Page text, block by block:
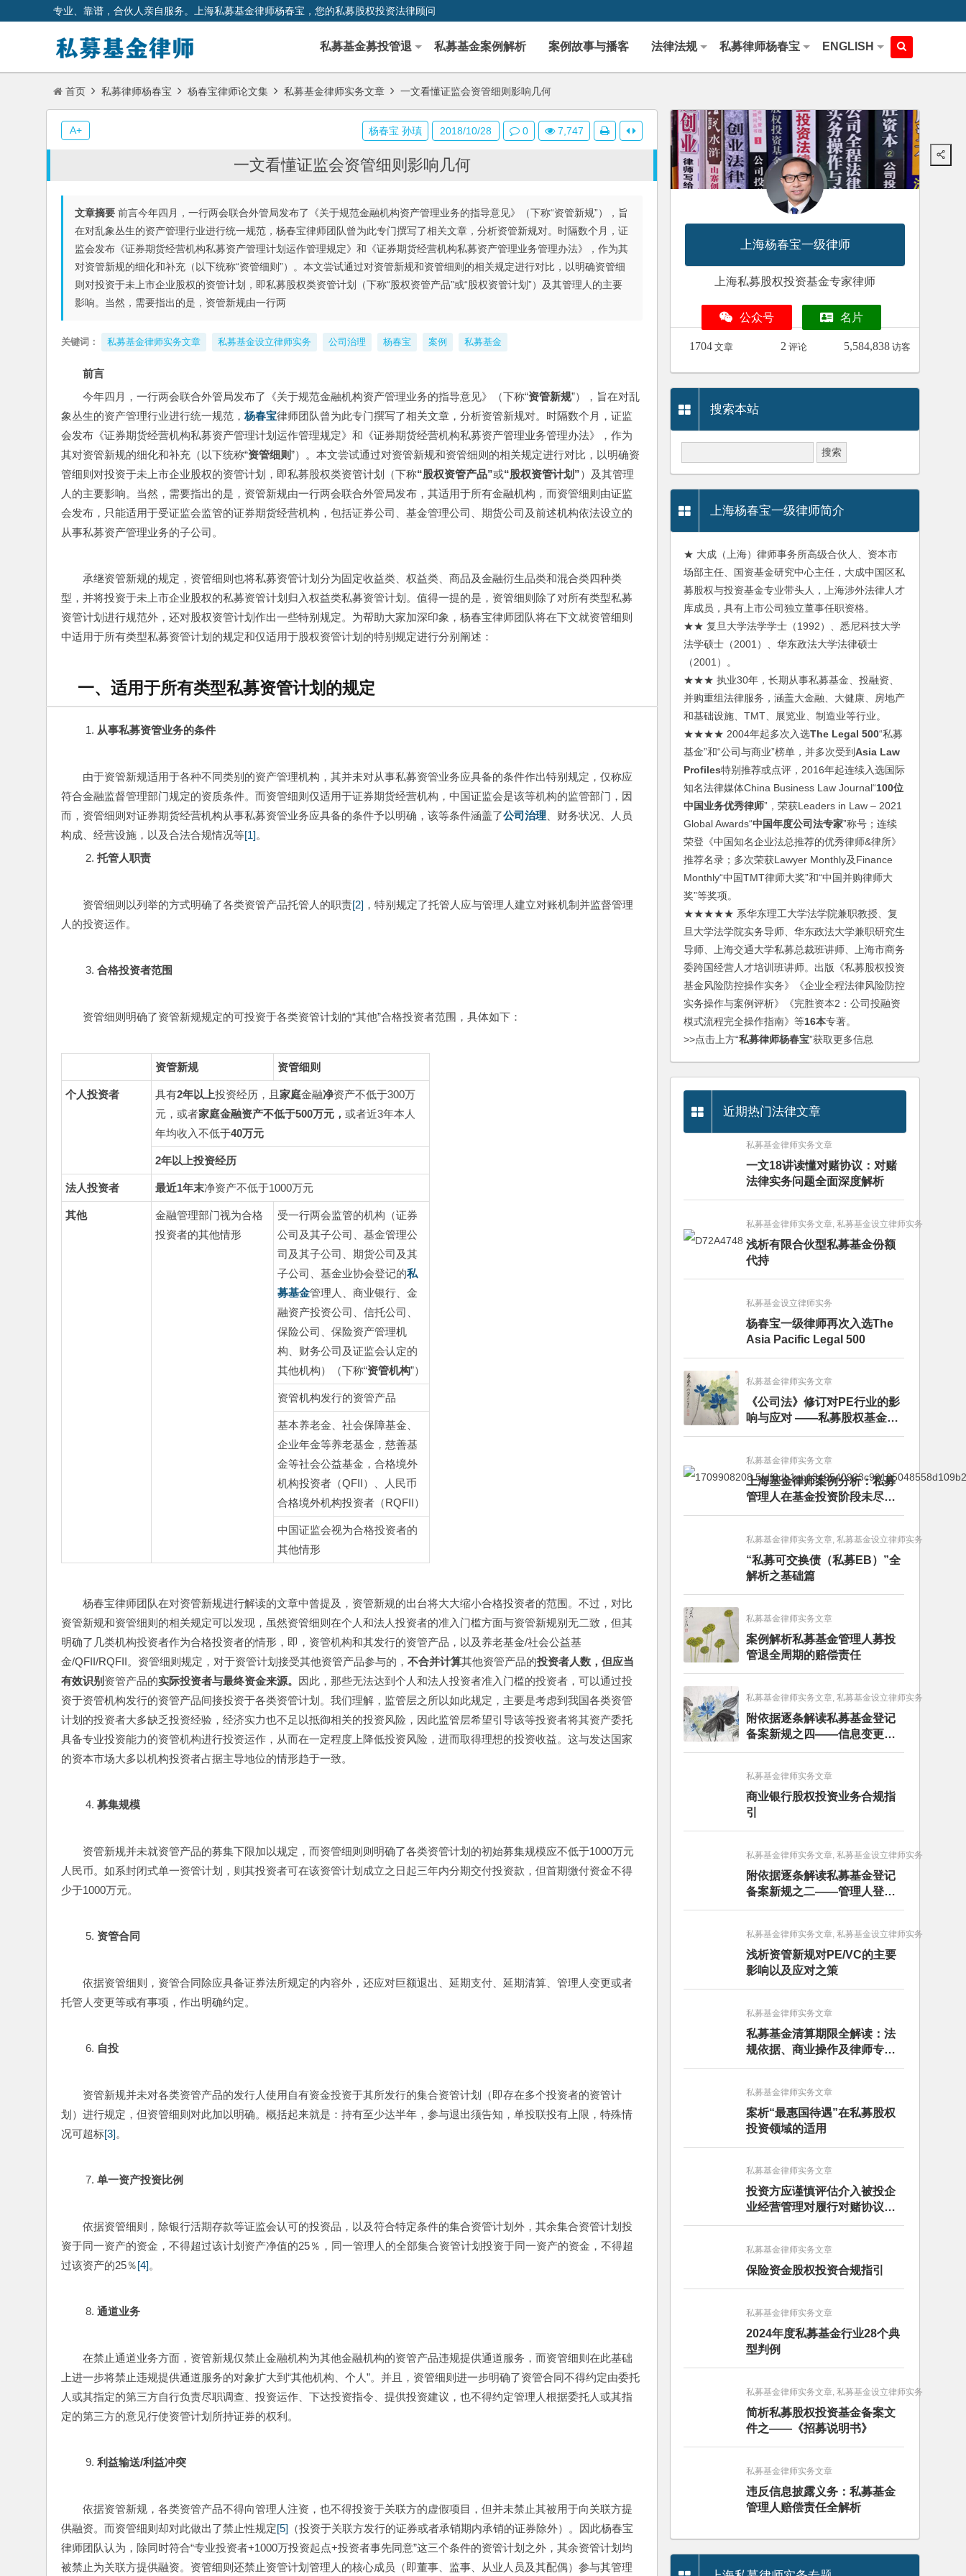
专业、靠谱，合伙人亲自服务。上海私募基金律师杨春宝，您的私募股权投资法律顾问
私募基金募投管退 私募基金案例解析 案例故事与播客 法律法规 私募律师杨春宝 ENGLISH
首页 私募律师杨春宝 杨春宝律师论文集 私募基金律师实务文章 一文看懂证监会资管细则影响几何
一文看懂证监会资管细则影响几何
文章摘要 前言今年四月，一行两会联合外管局发布了《关于规范金融机构资产管理业务的指导意见》（下称“资管新规”），旨
在对乱象丛生的资产管理行业进行统一规范，杨春宝律师团队曾为此专门撰写了相关文章，分析资管新规对。时隔数个月，证
监会发布《证券期货经营机构私募资产管理计划运作管理规定》和《证券期货经营机构私募资产管理业务管理办法》，作为其
对资管新规的细化和补充（以下统称“资管细则”）。本文尝试通过对资管新规和资管细则的相关规定进行对比，以明确资管细
则对投资于未上市企业股权的资管计划，即私募股权类资管计划（下称“股权资管产品”或“股权资管计划”）及其管理人的主要
影响。当然，需要指出的是，资管新规由一行两
关键词： 私募基金律师实务文章 私募基金设立律师实务 公司治理 杨春宝 案例 私募基金
前言
今年四月，一行两会联合外管局发布了《关于规范金融机构资产管理业务的指导意见》（下称“资管新规”），旨在对乱
象丛生的资产管理行业进行统一规范， 杨春宝律师团队曾为此专门撰写了相关文章，分析资管新规对。时隔数个月，证监
会发布《证券期货经营机构私募资产管理计划运作管理规定》和《证券期货经营机构私募资产管理业务管理办法》，作为
其对资管新规的细化和补充（以下统称“资管细则”）。本文尝试通过对资管新规和资管细则的相关规定进行对比，以明确资
管细则对投资于未上市企业股权的资管计划，即私募股权类资管计划（下称“股权资管产品”或“股权资管计划”）及其管理
人的主要影响。当然，需要指出的是，资管新规由一行两会联合外管局发布，其适用于所有金融机构，而资管细则由证监
会发布，只能适用于受证监会监管的证券期货经营机构，包括证券公司、基金管理公司、期货公司及前述机构依法设立的
从事私募资产管理业务的子公司。
承继资管新规的规定，资管细则也将私募资管计划分为固定收益类、权益类、商品及金融衍生品类和混合类四种类
型，并将投资于未上市企业股权的私募资管计划归入权益类私募资管计划。值得一提的是，资管细则除了对所有类型私募
资管计划进行规范外，还对股权资管计划作出一些特别规定。为帮助大家加深印象，杨春宝律师团队将在下文就资管细则
中适用于所有类型私募资管计划的规定和仅适用于股权资管计划的特别规定进行分别阐述：
一、适用于所有类型私募资管计划的规定
从事私募资管业务的条件
由于资管新规适用于各种不同类别的资产管理机构，其并未对从事私募资管业务应具备的条件作出特别规定，仅称应
符合金融监督管理部门规定的资质条件。而资管细则仅适用于证券期货经营机构，中国证监会是该等机构的监管部门，因
而，资管细则对证券期货经营机构从事私募资管业务应具备的条件予以明确，该等条件涵盖了公司治理 、财务状况、人员
构成、经营设施，以及合法合规情况等[1]。
托管人职责
资管细则以列举的方式明确了各类资管产品托管人的职责[2] ，特别规定了托管人应与管理人建立对账机制并监督管理
人的投资运作。
合格投资者范围
资管细则明确了资管新规规定的可投资于各类资管计划的“其他”合格投资者范围，具体如下：
资管新规 资管细则
个人投资者 具有2年以上投资经历，且 家庭金融净资产不低于300万
元，或者家庭金融资产不低于500万元， 或者近3年本人
年均收入不低于40万元
2年以上投资经历
法人投资者 最近1年末净资产不低于1000万元
其他
金融管理部门视为合格
投资者的其他情形
受一行两会监管的机构（证券
公司及其子公司、基金管理公
司及其子公司、期货公司及其
子公司、基金业协会登记的私
募基金管理人、商业银行、金
融资产投资公司、信托公司、
保险公司、保险资产管理机
构、财务公司及证监会认定的
其他机构）（下称“资管机构”）
资管机构发行的资管产品
基本养老金、社会保障基金、
企业年金等养老基金，慈善基
金等社会公益基金，合格境外
机构投资者（QFII）、人民币
合格境外机构投资者（RQFII）
中国证监会视为合格投资者的
其他情形
杨春宝律师团队在对资管新规进行解读的文章中曾提及，资管新规的出台将大大缩小合格投资者的范围。不过，对比
资管新规和资管细则的相关规定可以发现，虽然资管细则在个人和法人投资者的准入门槛方面与资管新规别无二致，但其
明确了几类机构投资者作为合格投资者的情形，即，资管机构和其发行的资管产品，以及养老基金/社会公益基
金/QFII/RQFII。资管细则规定，对于资管计划接受其他资管产品参与的， 不合并计算其他资管产品的投资者人数，但应当
有效识别 资管产品的实际投资者与最终资金来源。 因此，那些无法达到个人和法人投资者准入门槛的投资者，可以通过投
资于资管机构发行的资管产品间接投资于各类资管计划。我们理解，监管层之所以如此规定，主要是考虑到我国各类资管
计划的投资者大多缺乏投资经验，经济实力也不足以抵御相关的投资风险，因此监管层希望引导该等投资者将其资产委托
具备专业投资能力的资管机构进行投资运作，从而在一定程度上降低投资风险，进而取得理想的投资收益。这与发达国家
的资本市场大多以机构投资者占据主导地位的情形趋于一致。
募集规模
资管新规并未就资管产品的募集下限加以规定，而资管细则则明确了各类资管计划的初始募集规模应不低于1000万元
人民币。如系封闭式单一资管计划，则其投资者可在该资管计划成立之日起三年内分期交付投资款，但首期缴付资金不得
少于1000万元。
资管合同
依据资管细则，资管合同除应具备证券法所规定的内容外，还应对巨额退出、延期支付、延期清算、管理人变更或者
托管人变更等或有事项，作出明确约定。
自投
资管新规并未对各类资管产品的发行人使用自有资金投资于其所发行的集合资管计划（即存在多个投资者的资管计
划）进行规定，但资管细则对此加以明确。概括起来就是：持有至少达半年，参与退出须告知，单投联投有上限，特殊情
况可超标[3]。
单一资产投资比例
依据资管细则，除银行活期存款等证监会认可的投资品，以及符合特定条件的集合资管计划外，其余集合资管计划投
资于同一资产的资金，不得超过该计划资产净值的25％，同一管理人的全部集合资管计划投资于同一资产的资金，不得超
过该资产的25％[4]。
通道业务
在禁止通道业务方面，资管新规仅禁止金融机构为其他金融机构的资管产品违规提供通道服务，而资管细则在此基础
上进一步将禁止违规提供通道服务的对象扩大到“其他机构、个人”。并且，资管细则进一步明确了资管合同不得约定由委托
人或其指定的第三方自行负责尽职调查、投资运作、下达投资指令、提供投资建议，也不得约定管理人根据委托人或其指
定的第三方的意见行使资管计划所持证券的权利。
利益输送/利益冲突
依据资管新规，各类资管产品不得向管理人注资，也不得投资于关联方的虚假项目，但并未禁止其被用于向关联方提
供融资。而资管细则却对此做出了禁止性规定[5] （投资于关联方发行的证券或者承销期内承销的证券除外）。因此杨春宝
律师团队认为，除同时符合“专业投资者+1000万投资起点+投资者事先同意”这三个条件的资管计划之外，其余资管计划均
被禁止为关联方提供融资。资管细则还禁止资管计划管理人的核心成员（即董事、监事、从业人员及其配偶）参与其管理
杨春宝 孙瑱 2018/10/28 0 7,747
A+
上海杨春宝一级律师
上海私募股权投资基金专家律师
公众号 名片
1704 文章 2 评论 5,584,838 访客
搜索本站
上海杨春宝一级律师简介
★ 大成（上海）律师事务所高级合伙人、资本市
场部主任、国资基金研究中心主任，大成中国区私
募股权与投资基金专业带头人，上海涉外法律人才
库成员，具有上市公司独立董事任职资格。
★★ 复旦大学法学学士（1992）、悉尼科技大学
法学硕士（2001）、华东政法大学法律硕士
（2001）。
★★★ 执业30年，长期从事私募基金、投融资、
并购重组法律服务，涵盖大金融、大健康、房地产
和基础设施、TMT、展览业、制造业等行业。
★★★★ 2004年起多次入选The Legal 500“私募
基金”和“公司与商业”榜单，并多次受到Asia Law
Profiles特别推荐或点评，2016年起连续入选国际
知名法律媒体China Business Law Journal“100位
中国业务优秀律师”，荣获Leaders in Law – 2021
Global Awards“中国年度公司法专家”称号；连续
荣登《中国知名企业法总推荐的优秀律师&律所》
推荐名录；多次荣获Lawyer Monthly及Finance
Monthly“中国TMT律师大奖”和“中国并购律师大
奖”等奖项。
★★★★★ 系华东理工大学法学院兼职教授、复
旦大学法学院实务导师、华东政法大学兼职研究生
导师、上海交通大学私募总裁班讲师、上海市商务
委跨国经营人才培训班讲师。出版《私募股权投资
基金风险防控操作实务》《企业全程法律风险防控
实务操作与案例评析》《完胜资本2：公司投融资
模式流程完全操作指南》等16本专著。
>>点击上方“私募律师杨春宝”获取更多信息
近期热门法律文章
私募基金律师实务文章
一文18讲读懂对赌协议：对赌
法律实务问题全面深度解析
私募基金律师实务文章, 私募基金设立律师实务
浅析有限合伙型私募基金份额
代持
私募基金设立律师实务
杨春宝一级律师再次入选The
Asia Pacific Legal 500
私募基金律师实务文章
《公司法》修订对PE行业的影
响与应对 ——私募股权基金募
投管退篇
私募基金律师实务文章
上海基金律师案例分析：私募
管理人在基金投资阶段未尽勤
勉义务的赔偿责任
私募基金律师实务文章, 私募基金设立律师实务
“私募可交换债（私募EB）”全
解析之基础篇
私募基金律师实务文章
案例解析私募基金管理人募投
管退全周期的赔偿责任
私募基金律师实务文章, 私募基金设立律师实务
附依据逐条解读私募基金登记
备案新规之四——信息变更和
报送篇
私募基金律师实务文章
商业银行股权投资业务合规指
引
私募基金律师实务文章, 私募基金设立律师实务
附依据逐条解读私募基金登记
备案新规之二——管理人登记
篇
私募基金律师实务文章, 私募基金设立律师实务
浅析资管新规对PE/VC的主要
影响以及应对之策
私募基金律师实务文章
私募基金清算期限全解读：法
规依据、商业操作及律师专业
建议
私募基金律师实务文章
案析“最惠国待遇”在私募股权
投资领域的适用
私募基金律师实务文章
投资方应谨慎评估介入被投企
业经营管理对履行对赌协议的
影响
私募基金律师实务文章
保险资金股权投资合规指引
私募基金律师实务文章
2024年度私募基金行业28个典
型判例
私募基金律师实务文章, 私募基金设立律师实务
简析私募股权投资基金备案文
件之——《招募说明书》
私募基金律师实务文章
违反信息披露义务：私募基金
管理人赔偿责任全解析